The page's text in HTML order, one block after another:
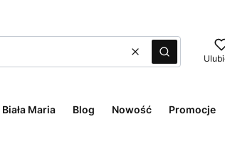
WyczyśćSzukaj
Maria Blog Nowość Promocje